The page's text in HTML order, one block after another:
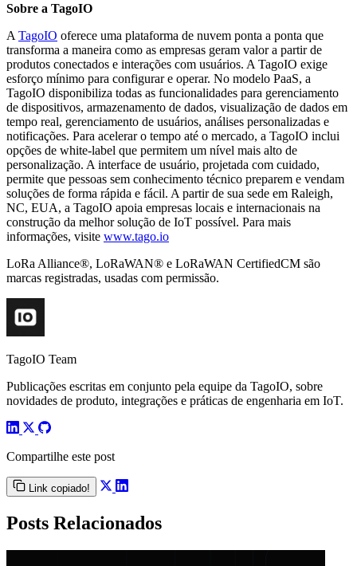
Sobre a TagoIO
A TagoIO oferece uma plataforma de nuvem ponta a ponta que
transforma a maneira como as empresas geram valor a partir de
produtos conectados e interações com usuários. A TagoIO exige
esforço mínimo para configurar e operar. No modelo PaaS, a
TagoIO disponibiliza todas as funcionalidades para gerenciamento
de dispositivos, armazenamento de dados, visualização de dados em
tempo real, gerenciamento de usuários, análises personalizadas e
notificações. Para acelerar o tempo até o mercado, a TagoIO inclui
opções de white-label que permitem um nível mais alto de
personalização. A interface de usuário, projetada com cuidado,
permite que pessoas sem conhecimento técnico preparem e vendam
soluções de forma rápida e fácil. A partir de sua sede em Raleigh,
NC, EUA, a TagoIO apoia empresas locais e internacionais na
construção da melhor solução de IoT possível. Para mais
informações, visite www.tago.io
LoRa Alliance®, LoRaWAN® e LoRaWAN CertifiedCM são
marcas registradas, usadas com permissão.
TagoIO Team
Publicações escritas em conjunto pela equipe da TagoIO, sobre
novidades de produto, integrações e práticas de engenharia em IoT.
Compartilhe este post
Link copiado!
Posts Relacionados